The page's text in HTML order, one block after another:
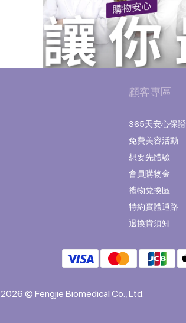
顧客專區
365天安心保證
免費美容活動
想要先體驗
會員購物金
禮物兌換區
特約實體通路
退換貨須知
2026 © Fengjie Biomedical Co., Ltd.